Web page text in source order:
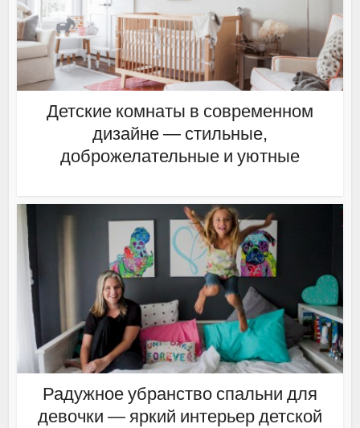
Детские комнаты в современном
дизайне — стильные,
доброжелательные и уютные
Радужное убранство спальни для
девочки — яркий интерьер детской